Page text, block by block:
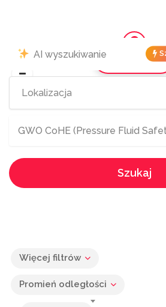
GWO CoHE (Pressure Fluid
Szukaj
Pokaż mapę
Więcej filtrów
Promień odległości